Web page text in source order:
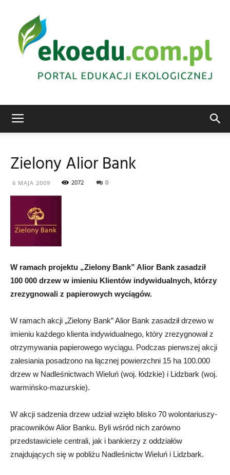
Zielony Alior Bank
6 MAJA 2009 2072 0
W ramach projektu „Zielony Bank” Alior Bank zasadził
100 000 drzew w imieniu Klientów indywidualnych, którzy
zrezygnowali z papierowych wyciągów.
W ramach akcji „Zielony Bank” Alior Bank zasadził drzewo w
imieniu każdego klienta indywidualnego, który zrezygnował z
otrzymywania papierowego wyciągu. Podczas pierwszej akcji
zalesiania posadzono na łącznej powierzchni 15 ha 100.000
drzew w Nadleśnictwach Wieluń (woj. łódzkie) i Lidzbark (woj.
warmińsko-mazurskie).
W akcji sadzenia drzew udział wzięło blisko 70 wolontariuszy-
pracowników Alior Banku. Byli wśród nich zarówno
przedstawiciele centrali, jak i bankierzy z oddziałów
znajdujących się w pobliżu Nadleśnictw Wieluń i Lidzbark.